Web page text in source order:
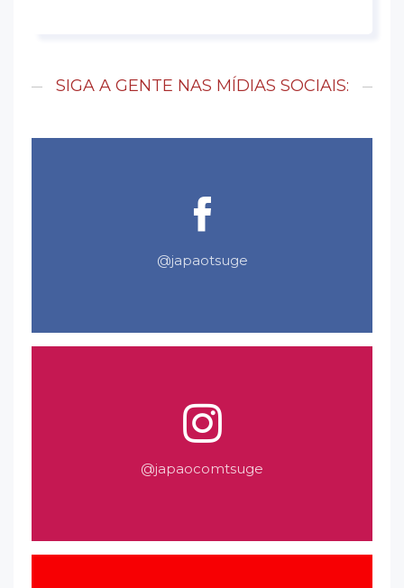
SIGA A GENTE NAS MÍDIAS SOCIAIS:
@japaotsuge
@japaocomtsuge